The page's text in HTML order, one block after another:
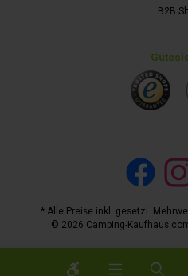
Werkzeugleiste
B2B
Facebook
* Alle Preise inkl. gesetzl.
© 2026 Camping-